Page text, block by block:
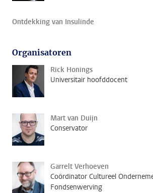
Ontdekking van Insulinde
Organisatoren
Rick Honings
Universitair hoofddocent
Mart van Duijn
Conservator
Garrelt Verhoeven
Coördinator Cultureel
Fondsenwerving